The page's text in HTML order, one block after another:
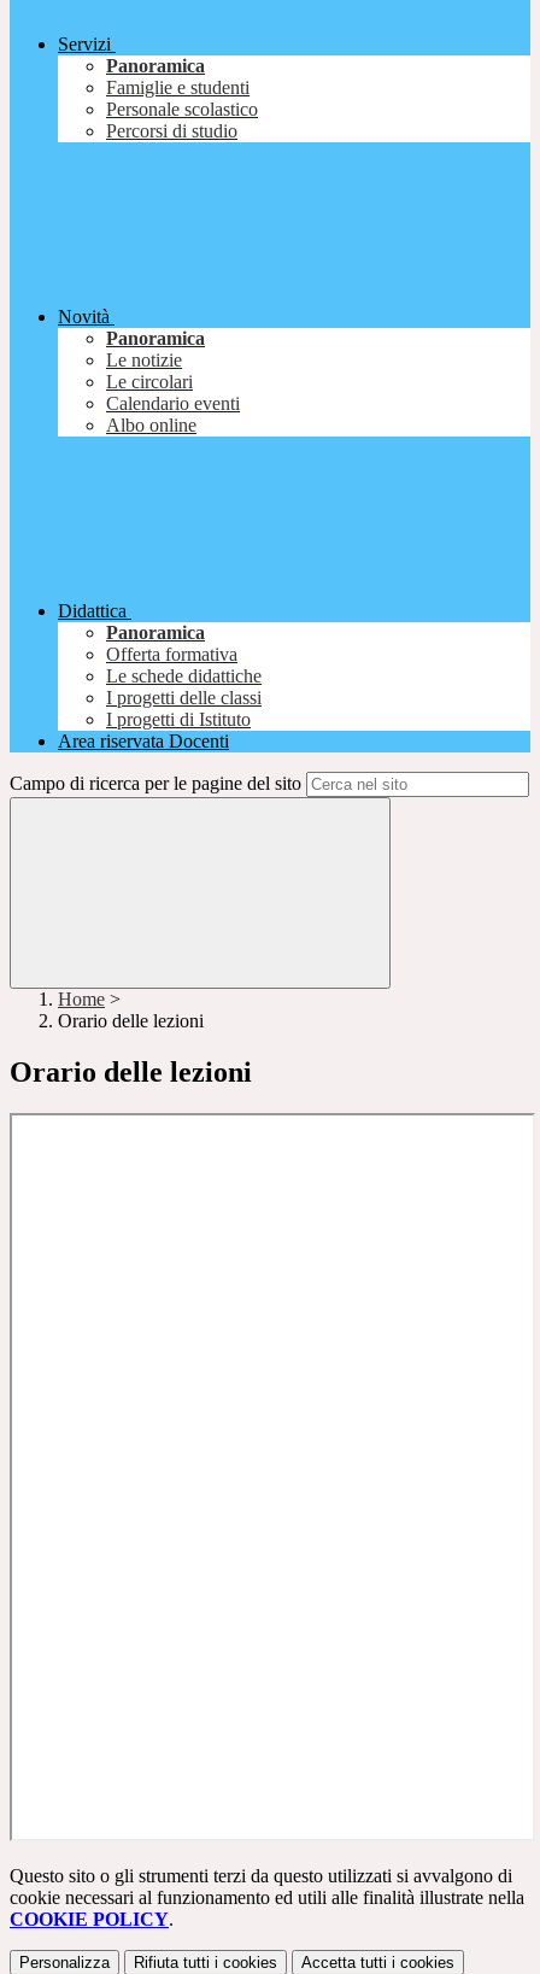
Servizi
Panoramica
Famiglie e studenti
Personale scolastico
Percorsi di studio
Novità
Panoramica
Le notizie
Le circolari
Calendario eventi
Albo online
Didattica
Panoramica
Offerta formativa
Le schede didattiche
I progetti delle classi
I progetti di Istituto
Area riservata Docenti
Campo di ricerca per le pagine del sito
Home >
Orario delle lezioni
Orario delle lezioni
Questo sito o gli strumenti terzi da questo utilizzati si avvalgono di
cookie necessari al funzionamento ed utili alle finalità illustrate nella
COOKIE POLICY.
Personalizza Rifiuta tutti i cookies Accetta tutti i cookies